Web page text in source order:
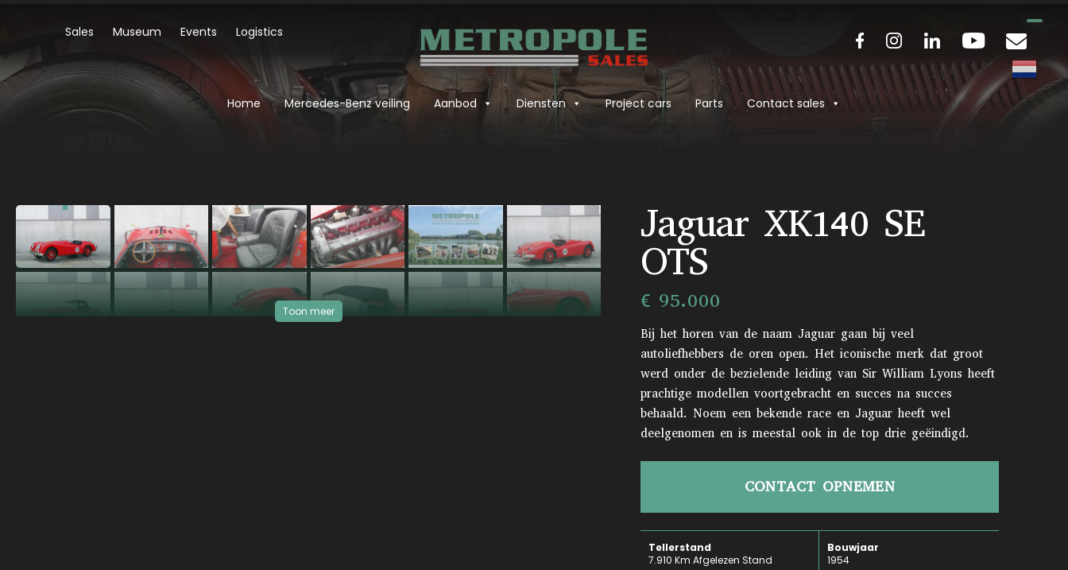
Sales Museum Events Logistics
Home Mercedes-Benz veiling Aanbod Diensten Project cars Parts Contact sales
‹ ›
Toon meer
Jaguar XK140 SE
OTS
€ 95.000
Bij het horen van de naam Jaguar gaan bij veel
autoliefhebbers de oren open. Het iconische merk dat groot
werd onder de bezielende leiding van Sir William Lyons heeft
prachtige modellen voortgebracht en succes na succes
behaald. Noem een bekende race en Jaguar heeft wel
deelgenomen en is meestal ook in de top drie geëindigd.
CONTACT OPNEMEN
Tellerstand
7.910 Km Afgelezen Stand
Bouwjaar
1954